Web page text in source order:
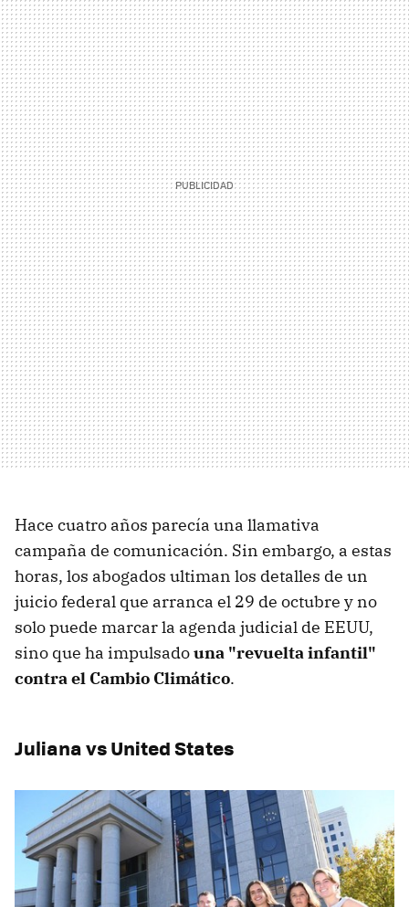
Hace cuatro años parecía una llamativa
campaña de comunicación. Sin embargo, a estas
horas, los abogados ultiman los detalles de un
juicio federal que arranca el 29 de octubre y no
solo puede marcar la agenda judicial de EEUU,
sino que ha impulsadouna "revuelta infantil"
contra el Cambio Climático.
Juliana vs United States